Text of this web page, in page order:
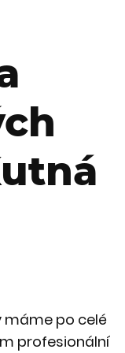
máme po celé
profesionální